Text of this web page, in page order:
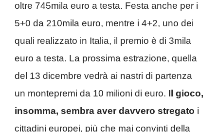
oltre 745mila euro a testa. Festa anche per i
5+0 da 210mila euro, mentre i 4+2, uno dei
quali realizzato in Italia, il premio è di 3mila
euro a testa. La prossima estrazione, quella
del 13 dicembre vedrà ai nastri di partenza
un montepremi da 10 milioni di euro. Il gioco,
insomma, sembra aver davvero stregato i
cittadini europei, più che mai convinti della